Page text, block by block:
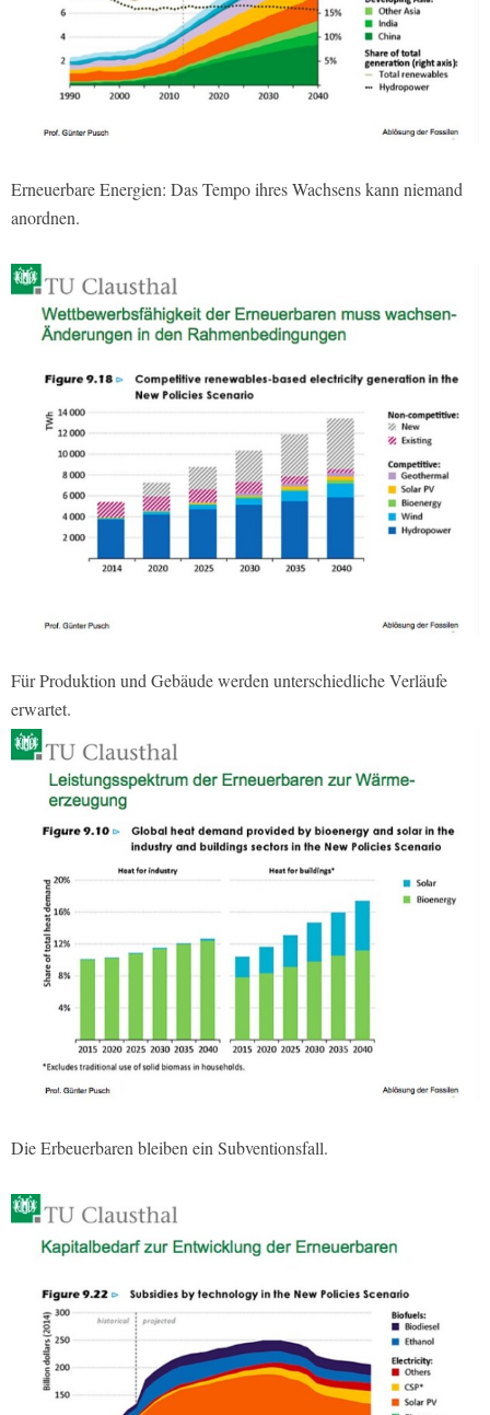
Erneuerbare Energien: Das Tempo ihres Wachsens kann niemand
anordnen.
Für Produktion und Gebäude werden unterschiedliche Verläufe
erwartet.
Die Erbeuerbaren bleiben ein Subventionsfall.